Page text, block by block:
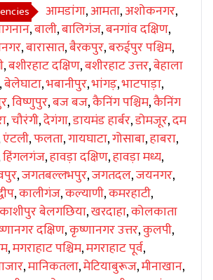
आमडांगा,आमता,अशोकनगर,
,बाली,बालिगंज,बनगांव दक्षिण,
,बारासात,बैरकपुर,बरुईपुर पश्चिम,
,बशीरहाट दक्षिण,बशीरहाट उत्तर,बेहाला
,बेलेघाटा,भबानीपुर,भांगड़,भाटपाड़ा,
,विष्णुपुर,बज बज,कैनिंग पश्चिम,कैनिंग
,चौरंगी,देगंगा,डायमंड हार्बर,डोमजूर,दम
एंटली,फलता,गायघाटा,गोसाबा,हाबरा,
हिंगलगंज,हावड़ा दक्षिण,हावड़ा मध्य,
,जगतबल्लभपुर,जगतदल,जयनगर,
,कालीगंज,कल्याणी,कमरहाटी,
काशीपुर बेलगछिया,खरदाहा,कोलकाता
दक्षिण,कृष्णानगर उत्तर,कुलपी,
,मगराहाट पश्चिम,मगराहाट पूर्व,
,मानिकतला,मेटियाबुरूज,मीनाखान,